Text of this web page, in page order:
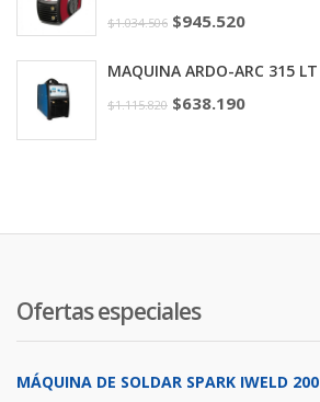
$1.034.506 $945.520
MAQUINA ARDO-ARC 315 LT
$1.115.820 $638.190
Ofertas especiales
MÁQUINA DE SOLDAR SPARK IWELD 200